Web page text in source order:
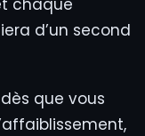
chaque
d’un second
que vous